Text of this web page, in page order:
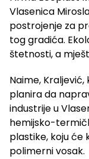
Vlasenica
postrojenje za
tog gradića.
štetnosti, a
Naime,
planira da
industrije u
hemijsko-
plastike, koju
polimerni vosak.